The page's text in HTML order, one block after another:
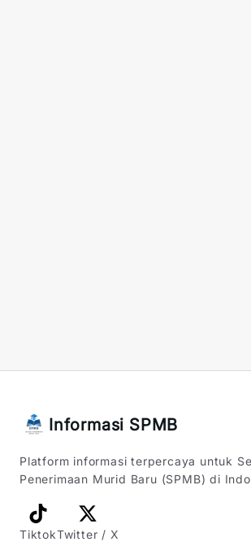
Informasi SPMB
Platform informasi terpercaya untuk
Penerimaan Murid Baru (SPMB) di
TiktokTwitter / X